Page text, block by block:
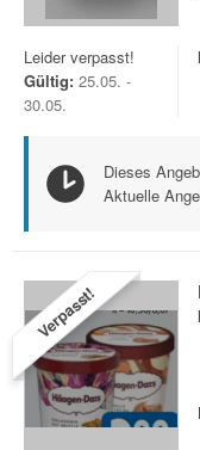
Leider verpasst!
Gültig: 25.05. -
30.05.
Dieses
Aktuelle
Verpasst!